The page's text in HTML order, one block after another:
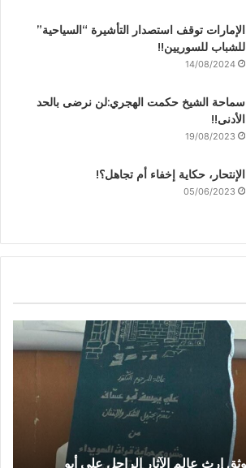
الإمارات توقف استصدار التأشيرة “السياحية”
للشباب للسوريين!!
14/08/2024
سماحة الشيخ حكمت الهجري:لن نرضى بالحد
الأدنى!!
19/08/2023
الإنتحار، حكاية إخفاء أم تجاهل؟!
05/06/2023